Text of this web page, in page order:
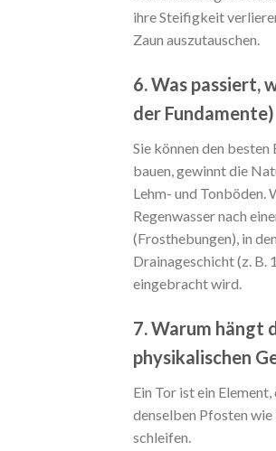
ihre Steifigkeit
Zaun auszutauschen.
6. Was passiert,
der Fundamente)
Sie können den
bauen, gewinnt die
Lehm- und Tonböden.
Regenwasser nach
(Frosthebungen), in
Drainageschicht (z. B.
eingebracht wird.
7. Warum hängt
physikalischen
Ein Tor ist ein
denselben Pfosten
schleifen.